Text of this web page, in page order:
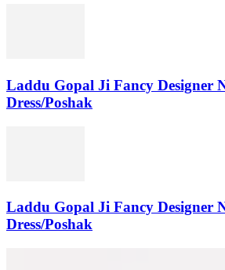
Laddu Gopal Ji Fancy Designer
Dress/Poshak
Laddu Gopal Ji Fancy Designer
Dress/Poshak